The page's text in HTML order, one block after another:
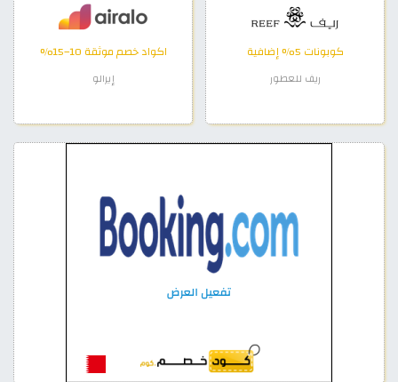
كوبونات 5% إضافية
ريف للعطور
اكواد خصم موثقة 10–15%
إيرالو